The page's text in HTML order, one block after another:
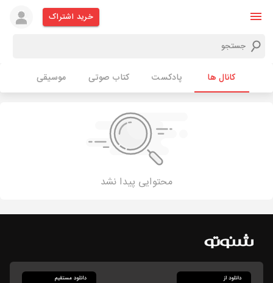
خرید اشتراک
کانال ها پادکست کتاب صوتی موسیقی
محتوایی پیدا نشد